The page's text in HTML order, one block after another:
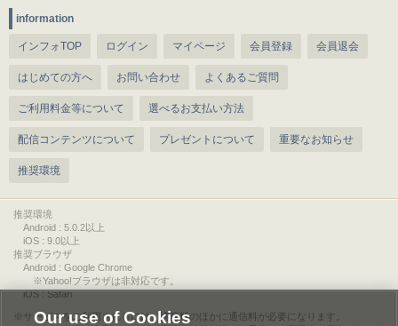
information
インフォTOP ログイン マイページ 会員登録 会員退会
はじめての方へ お問い合わせ よくあるご質問
ご利用料金等について 選べるお支払い方法
配信コンテンツについて プレゼントについて 重要なお知らせ
推奨環境
推奨環境
Android : 5.0.2以上
iOS : 9.0以上
推奨ブラウザ
Android : Google Chrome
※Yahoo!ブラウザは非対応です。
iOS : Safari
サービスをご利用されるには、情報料のほかに通信料が必要になります。
Our use of Cookies